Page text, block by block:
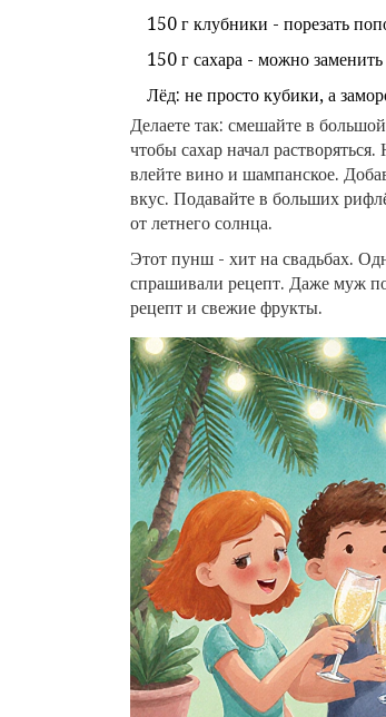
150 г клубники - порезать
150 г сахара - можно
Лёд: не просто кубики, а
Делаете так: смешайте в
чтобы сахар начал
влейте вино и шампанское.
вкус. Подавайте в больших
от летнего солнца.
Этот пунш - хит на свадьбах.
спрашивали рецепт. Даже муж
рецепт и свежие фрукты.